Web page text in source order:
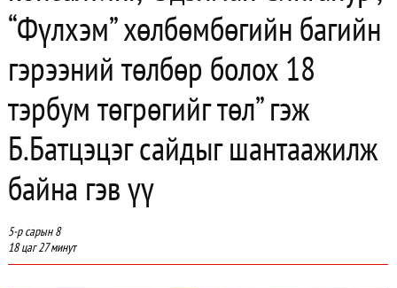
“Фүлхэм” хөлбөмбөгийн багийн
гэрээний төлбөр болох 18
тэрбум төгрөгийг төл” гэж
Б.Батцэцэг сайдыг шантаажилж
байна гэв үү
5-р сарын 8
18 цаг 27 минут